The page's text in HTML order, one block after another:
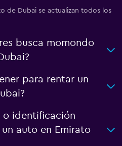
de Dubai se actualizan todos los
busca momondo
para rentar un
o identificación
auto en Emirato